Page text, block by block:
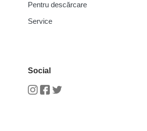
Pentru descărcare
Service
Social
InstagramFacebook